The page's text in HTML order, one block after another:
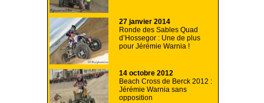
27 janvier 2014
Ronde des Sables Quad
d’Hossegor : Une de plus
pour Jérémie Warnia !
14 octobre 2012
Beach Cross de Berck 2012 :
Jérémie Warnia sans
opposition